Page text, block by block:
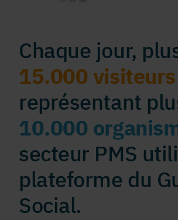
Chaque jour,
15.000 visiteurs
représentant
10.000
secteur PMS
plateforme du
Social.